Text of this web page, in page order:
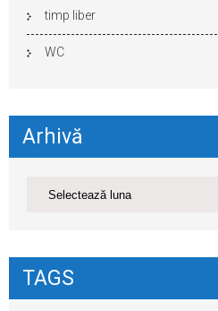
timp liber
WC
Arhivă
TAGS